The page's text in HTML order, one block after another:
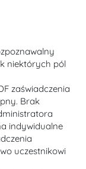
niektórych pól
zaświadczenia
Brak
indywidualne
uczestnikowi